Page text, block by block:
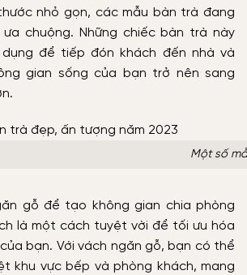
nhỏ gọn, các mẫu bàn trà đang
chuộng. Những chiếc bàn trà này
để tiếp đón khách đến nhà và
gian sống của bạn trở nên sang
Một số
gỗ để tạo không gian chia phòng
là một cách tuyệt vời để tối ưu hóa
bạn. Với vách ngăn gỗ, bạn có thể
khu vực bếp và phòng khách, mang